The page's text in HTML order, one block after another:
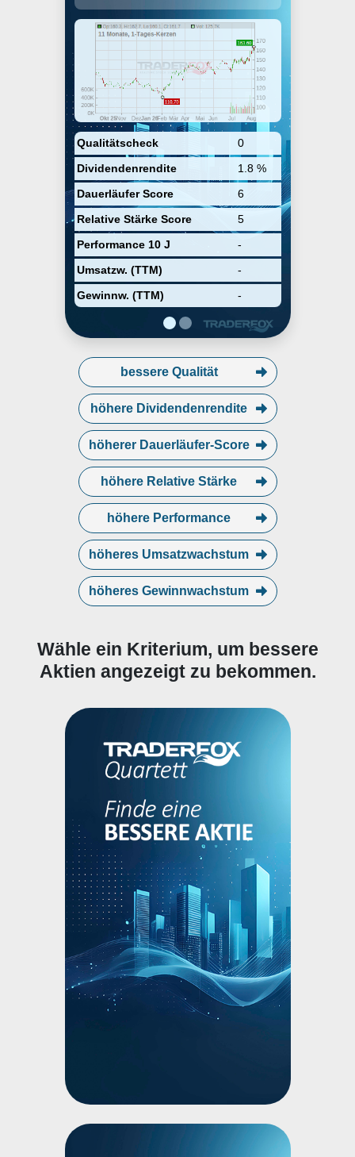
Qualitätscheck
0
Dividendenrendite
1.8 %
Dauerläufer Score
6
Relative Stärke Score
5
Performance 10 J
-
Umsatzw. (TTM)
-
Gewinnw. (TTM)
-
markets in Amsterdam, Brussels,
Dublin, Lisbon, London, Oslo, and
Paris. Its businesses include
listing, cash trading, derivatives
trading, FX spot trading, market
data and indices, clearing, and
market solutions and other. The
company was founded on July 20,
2000 and is headquartered in
Amsterdam, the Netherlands.
bessere Qualität
höhere Dividendenrendite
höherer Dauerläufer-Score
höhere Relative Stärke
höhere Performance
höheres Umsatzwachstum
höheres Gewinnwachstum
Wähle ein Kriterium, um bessere
Aktien angezeigt zu bekommen.